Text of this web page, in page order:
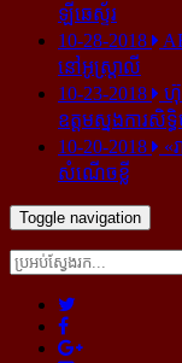
ឡីឆេស្ទ័រ
10-28-2018
នៅ​អូស្ត្រាលី
10-23-2018
ហ៊ុ
ឧត្តម​ស្នងការ​សិ
10-20-2018
«
សំណើចខ្លី
Toggle navigation